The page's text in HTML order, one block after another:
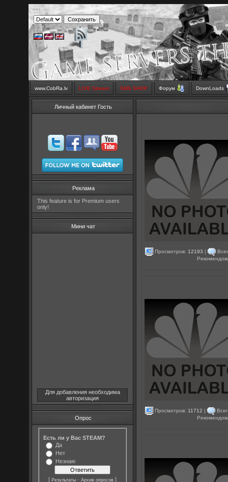
www.CobRa.lv LIVE Stream SMS SHOP Форум DownLoads
Личный кабинет Гость
Реклама
This feature is for Premium users
only!
Мини чат
Для добавления необходима
авторизация
Опрос
Есть ли у Вас STEAM?
Да
Нет
Незнаю
[Результаты ·Архив опросов ]
Просмотров: 12193 |
Просмотров: 11712 |